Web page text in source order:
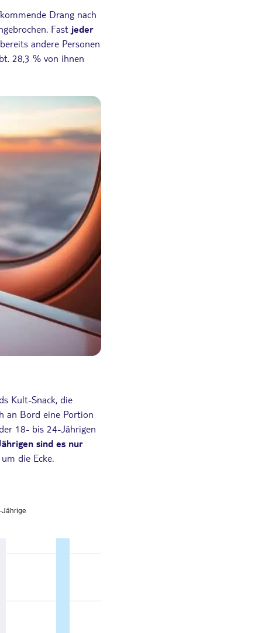
Drang nach
Fastjeder
andere Personen
28,3 % von ihnen
Kult-Snack, die
an Bord eine Portion
18- bis 24-Jährigen
sind es nur
die Ecke.